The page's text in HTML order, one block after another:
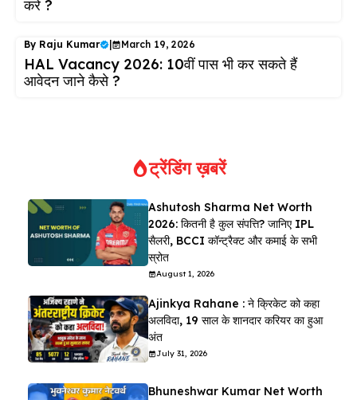
करे ?
By Raju Kumar March 19, 2026
HAL Vacancy 2026: 10वीं पास भी कर सकते हैं
आवेदन जाने कैसे ?
ट्रेंडिंग ख़बरें
Ashutosh Sharma Net Worth
2026: कितनी है कुल संपत्ति? जानिए IPL
सैलरी, BCCI कॉन्ट्रैक्ट और कमाई के सभी
स्रोत
August 1, 2026
Ajinkya Rahane : ने क्रिकेट को कहा
अलविदा, 19 साल के शानदार करियर का हुआ
अंत
July 31, 2026
Bhuneshwar Kumar Net Worth